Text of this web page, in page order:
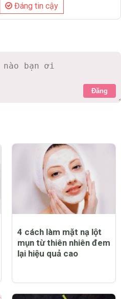
Đáng tin cậy
Đăng
4 cách làm mặt nạ lột
mụn từ thiên nhiên đem
lại hiệu quả cao